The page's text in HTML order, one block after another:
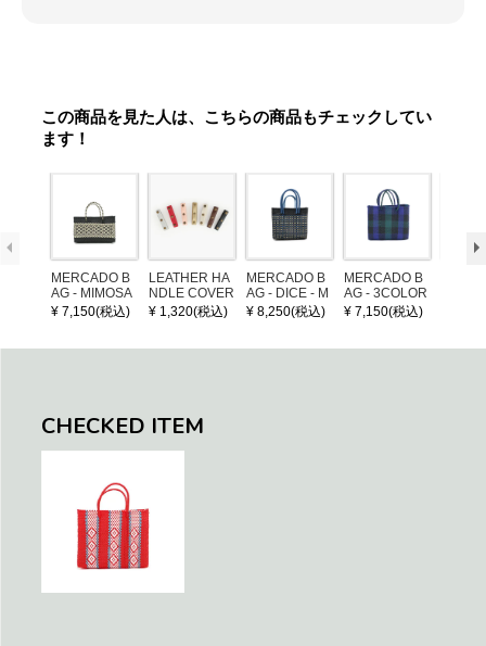
この商品を見た人は、こちらの商品もチェックしてい
ます！
MERCADO B
AG - MIMOSA
- Black / Crea
¥ 7,150(税込)
LEATHER HA
NDLE COVER
¥ 1,320(税込)
MERCADO B
AG - DICE - M
OSAIC - Black
¥ 8,250(税込)
MERCADO B
AG - 3COLOR
S CHECK - Bl
¥ 7,150(税込)
CHECKED ITEM